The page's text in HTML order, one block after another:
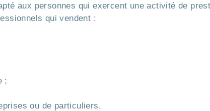
aux personnes qui exercent une activité de
qui vendent :
;
ou de particuliers.